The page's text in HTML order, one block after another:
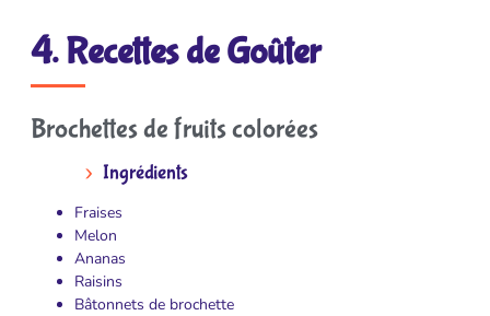
4. Recettes de Goûter
Brochettes de fruits colorées
Ingrédients
Fraises
Melon
Ananas
Raisins
Bâtonnets de brochette